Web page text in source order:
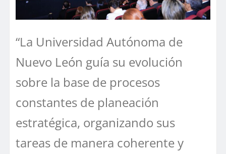
“La Universidad Autónoma de
Nuevo León guía su evolución
sobre la base de procesos
constantes de planeación
estratégica, organizando sus
tareas de manera coherente y